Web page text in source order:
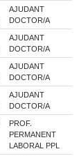
AJUDANT
DOCTOR/A
AJUDANT
DOCTOR/A
AJUDANT
DOCTOR/A
AJUDANT
DOCTOR/A
PROF.
PERMANENT
LABORAL PPL